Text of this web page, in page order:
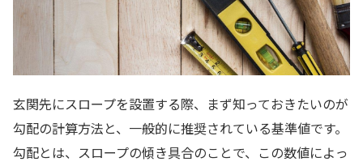
玄関先にスロープを設置する際、まず知っておきたいのが
勾配の計算方法と、一般的に推奨されている基準値です。
勾配とは、スロープの傾き具合のことで、この数値によっ